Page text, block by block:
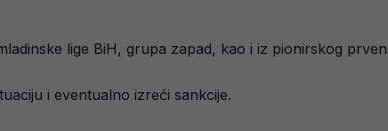
lige BiH, grupa zapad, kao i iz pionirskog
i eventualno izreći sankcije.